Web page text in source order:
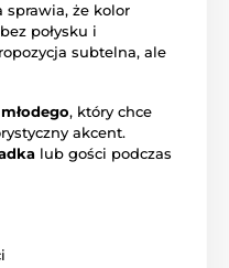
sprawia, że kolor
połysku i
subtelna, ale
, który chce
akcent.
lub gości podczas